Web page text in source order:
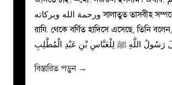
ورحمة الله وبركاته সালাতুত তাসবীহ সম্পর্কে ইবনে আব্বাস
রাযি. থেকে বর্ণিত হাদিসে এসেছে, তিনি বলেন, عَنْ ابْنِ عَبَّاسٍ،
বিস্তারিত পড়ুন →